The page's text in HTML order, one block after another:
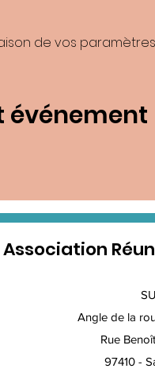
de vos
événement
Association
Angle de la
Rue
97410 -